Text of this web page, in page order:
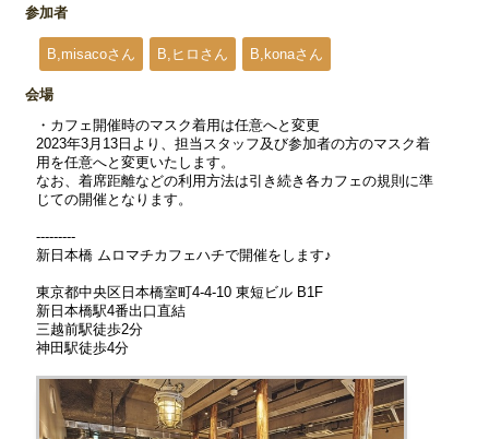
参加者
B,misacoさん B,ヒロさん B,konaさん
会場
・カフェ開催時のマスク着用は任意へと変更
2023年3月13日より、担当スタッフ及び参加者の方のマスク着
用を任意へと変更いたします。
なお、着席距離などの利用方法は引き続き各カフェの規則に準
じての開催となります。
---------
新日本橋 ムロマチカフェハチで開催をします♪
東京都中央区日本橋室町4-4-10 東短ビル B1F
新日本橋駅4番出口直結
三越前駅徒歩2分
神田駅徒歩4分